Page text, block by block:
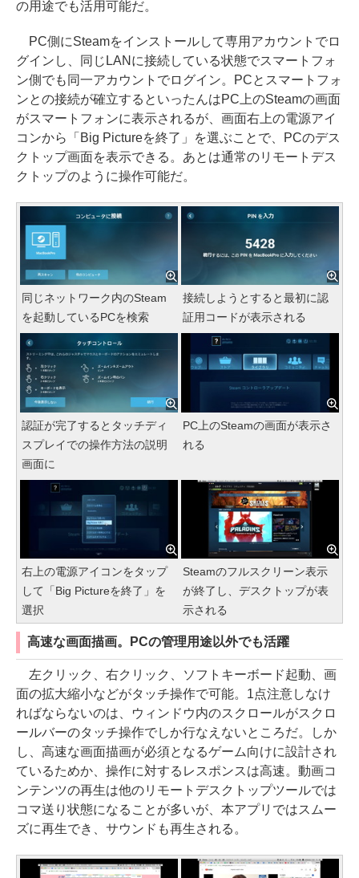
の用途でも活用可能だ。
PC側にSteamをインストールして専用アカウントでロ
グインし、同じLANに接続している状態でスマートフォ
ン側でも同一アカウントでログイン。PCとスマートフォ
ンとの接続が確立するといったんはPC上のSteamの画面
がスマートフォンに表示されるが、画面右上の電源アイ
コンから「Big Pictureを終了」を選ぶことで、PCのデス
クトップ画面を表示できる。あとは通常のリモートデス
クトップのように操作可能だ。
同じネットワーク内のSteam
を起動しているPCを検索
接続しようとすると最初に認
証用コードが表示される
認証が完了するとタッチディ
スプレイでの操作方法の説明
画面に
PC上のSteamの画面が表示さ
れる
右上の電源アイコンをタップ
して「Big Pictureを終了」を
選択
Steamのフルスクリーン表示
が終了し、デスクトップが表
示される
高速な画面描画。PCの管理用途以外でも活躍
左クリック、右クリック、ソフトキーボード起動、画
面の拡大縮小などがタッチ操作で可能。1点注意しなけ
ればならないのは、ウィンドウ内のスクロールがスクロ
ールバーのタッチ操作でしか行なえないところだ。しか
し、高速な画面描画が必須となるゲーム向けに設計され
ているためか、操作に対するレスポンスは高速。動画コ
ンテンツの再生は他のリモートデスクトップツールでは
コマ送り状態になることが多いが、本アプリではスムー
ズに再生でき、サウンドも再生される。